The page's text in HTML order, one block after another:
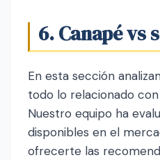
6. Canapé vs
En esta sección
todo lo relacionado
Nuestro equipo ha
disponibles en el
ofrecerte las